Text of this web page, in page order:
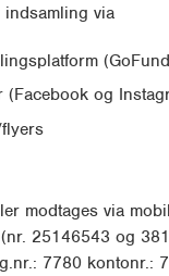
via
(Facebook og
modtages via
25146543 og
7780 kontonr.: